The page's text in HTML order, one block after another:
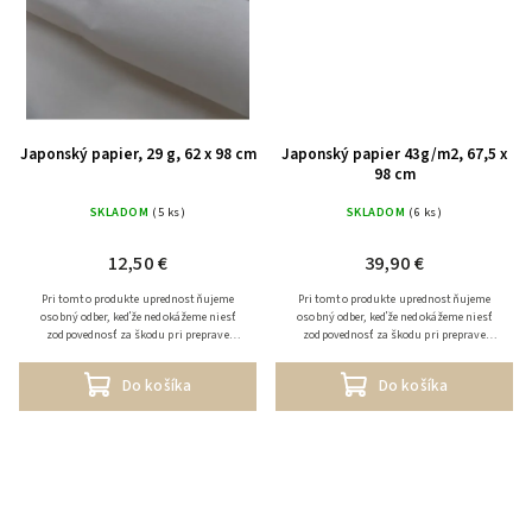
Japonský papier, 29 g, 62 x 98 cm
SKLADOM (5 ks)
12,50 €
Do košíka
Pri tomto produkte uprednostňujeme
osobný odber, keďže nedokážeme niesť
zodpovednosť za škodu pri preprave
účtujeme k prepravným...
Japonský papier 43g/m2, 67,5 x
98 cm
SKLADOM (6 ks)
39,90 €
Do košíka
Pri tomto produkte uprednostňujeme
osobný odber, keďže nedokážeme niesť
zodpovednosť za škodu pri preprave
účtujeme k prepravným...